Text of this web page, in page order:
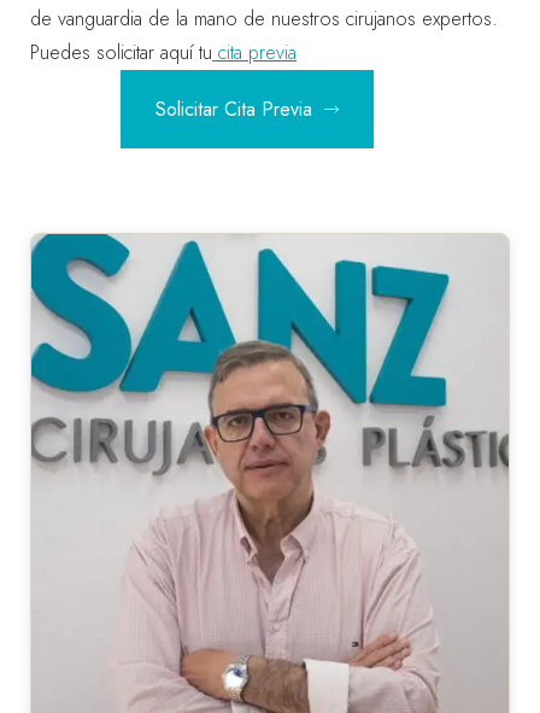
de vanguardia de la mano de nuestros cirujanos expertos.
Puedes solicitar aquí tu cita previa
Solicitar Cita Previa
ESPECIALISTA QUE REALIZARÁ TU